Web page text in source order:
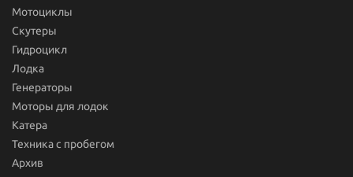
Мотоциклы
Скутеры
Гидроцикл
Лодка
Генераторы
Моторы для лодок
Катера
Техника с пробегом
Архив